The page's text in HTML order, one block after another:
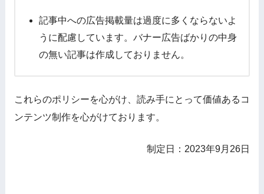
記事中への広告掲載量は過度に多くならないよ
うに配慮しています。バナー広告ばかりの中身
の無い記事は作成しておりません。
これらのポリシーを心がけ、読み手にとって価値あるコ
ンテンツ制作を心がけております。
制定日：2023年9月26日